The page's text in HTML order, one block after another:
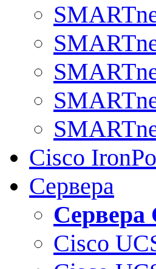
Cisco
Сервера
Сервера
Cisco